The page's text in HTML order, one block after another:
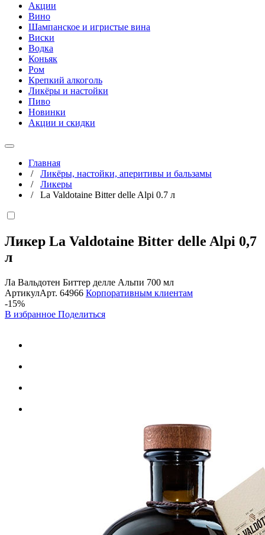
Акции
Вино
Шампанское и игристые вина
Виски
Водка
Коньяк
Ром
Крепкий алкоголь
Ликёры и настойки
Пиво
Новинки
Акции и скидки
Главная
/ Ликёры, настойки, аперитивы и бальзамы
/ Ликеры
/ La Valdotaine Bitter delle Alpi 0.7 л
Ликер La Valdotaine Bitter delle Alpi 0,7
л
Ла Вальдотен Биттер делле Альпи 700 мл
АртикулАрт. 64966 Корпоративным клиентам
-15%
В избранное Поделиться